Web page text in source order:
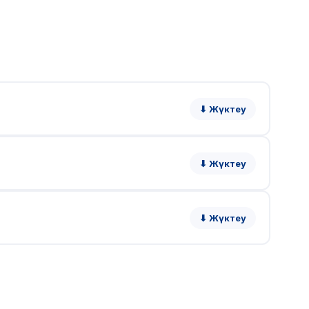
⬇ Жүктеу
⬇ Жүктеу
⬇ Жүктеу